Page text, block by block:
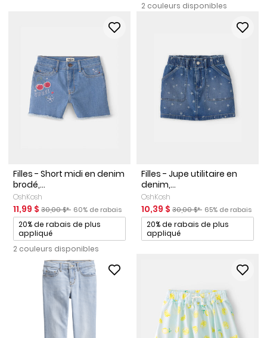
2 couleurs disponibles
Filles - Short midi en denim
brodé,...
OshKosh
Prix de solde
11,99 $ Prix ​​de détail suggéré par le fabricant
30,00 $* Pourcentage de rabais
60% de rabais
Promotions
20% de rabais de plus
appliqué
2 couleurs disponibles
Filles - Jupe utilitaire en
denim,...
OshKosh
Prix de solde
10,39 $ Prix ​​de détail suggéré par
30,00 $* Pourcentage de
65% de rabais
Promotions
20% de rabais de plus
appliqué